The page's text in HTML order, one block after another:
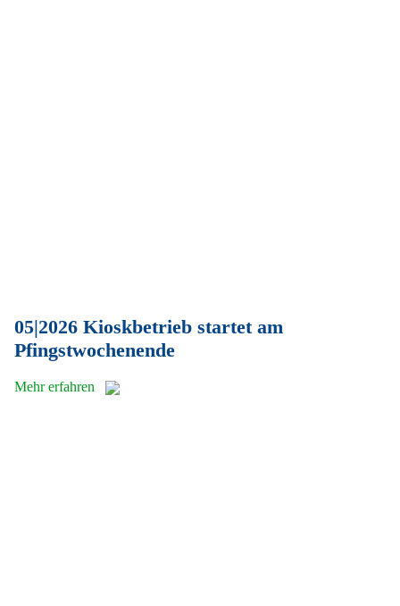
05|2026 Kioskbetrieb startet am
Pfingstwochenende
Mehr erfahren